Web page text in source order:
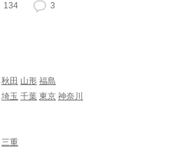
134 3
秋田 山形 福島
埼玉 千葉 東京 神奈川
三重